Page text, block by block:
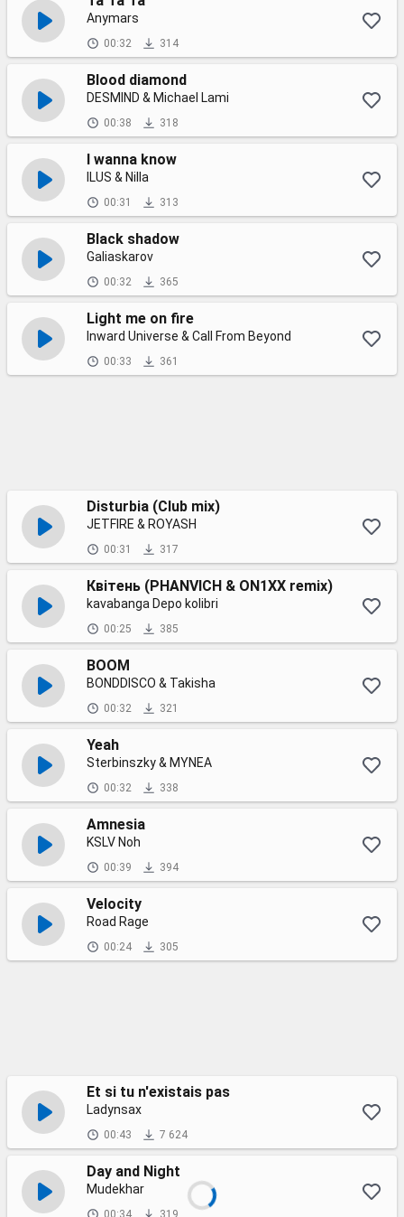
Anymars
00:32 314
Blood diamond
DESMIND & Michael Lami
00:38 318
I wanna know
ILUS & Nilla
00:31 313
Black shadow
Galiaskarov
00:32 365
Light me on fire
Inward Universe & Call From Beyond
00:33 361
Disturbia (Club mix)
JETFIRE & ROYASH
00:31 317
Квітень (PHANVICH & ON1XX remix)
kavabanga Depo kolibri
00:25 385
BOOM
BONDDISCO & Takisha
00:32 321
Yeah
Sterbinszky & MYNEA
00:32 338
Amnesia
KSLV Noh
00:39 394
Velocity
Road Rage
00:24 305
Et si tu n'existais pas
Ladynsax
00:43 7 624
Day and Night
Mudekhar
00:34 319